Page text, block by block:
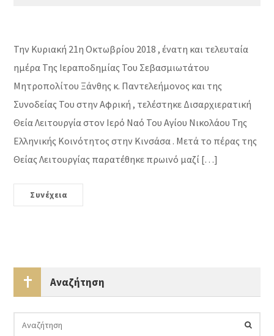
Την Κυριακή 21η Οκτωβρίου 2018 , ένατη και τελευταία
ημέρα Της Ιεραποδημίας Του Σεβασμιωτάτου
Μητροπολίτου Ξάνθης κ. Παντελεήμονος και της
Συνοδείας Του στην Αφρική , τελέστηκε Δισαρχιερατική
Θεία Λειτουργία στον Ιερό Ναό Του Αγίου Νικολάου Της
Ελληνικής Κοινότητος στην Κινσάσα . Μετά το πέρας της
Θείας Λειτουργίας παρατέθηκε πρωινό μαζί […]
Συνέχεια
Αναζήτηση